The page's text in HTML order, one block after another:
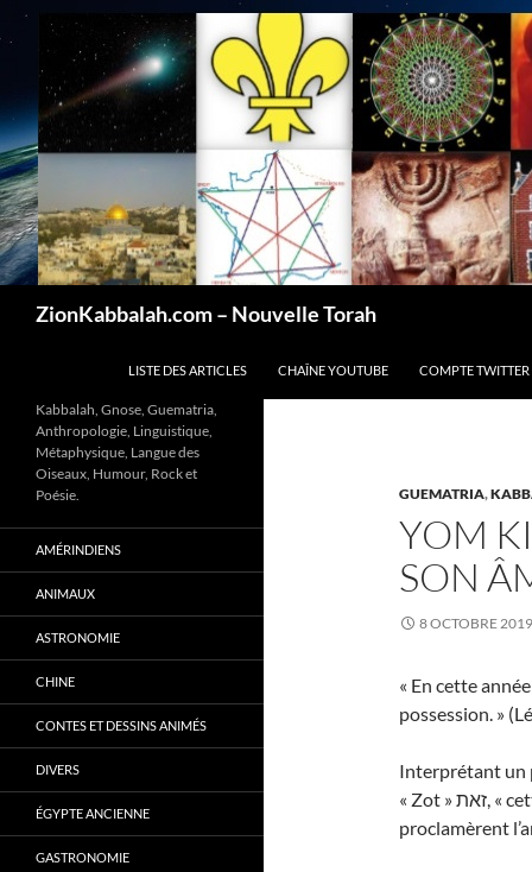
ZionKabbalah.com – Nouvelle Torah
LISTE DES ARTICLES
CHAÎNE YOUTUBE COMPTE TWITTER
GUEMATRIA,
YOM
SON
8 OCTOBRE 2019
« En cette
possession. »
Interprétant un
« Zot » זאת, « cette », a pour guematria 408 , de nombreux cabalistes
proclamèrent
Kabbalah, Gnose, Guematria,
Anthropologie, Linguistique,
Métaphysique, Langue des
Oiseaux, Humour, Rock et
Poésie.
AMÉRINDIENS
ANIMAUX
ASTRONOMIE
CHINE
CONTES ET DESSINS ANIMÉS
DIVERS
ÉGYPTE ANCIENNE
GASTRONOMIE